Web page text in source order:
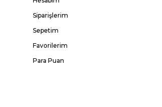
Siparişlerim
Sepetim
Favorilerim
Para Puan